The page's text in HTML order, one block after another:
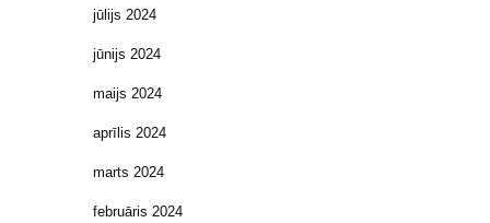
jūlijs 2024
jūnijs 2024
maijs 2024
aprīlis 2024
marts 2024
februāris 2024